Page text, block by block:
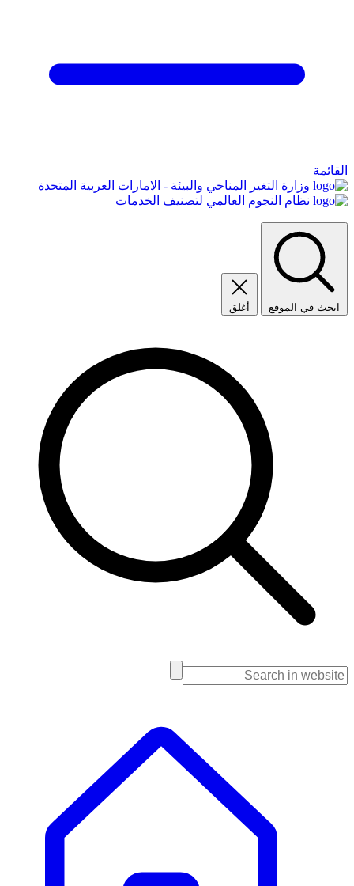
القائمة
وزارة التغير المناخي والبيئة - الامارات العربية المتحدة
نظام النجوم العالمي لتصنيف الخدمات
ابحث في الموقع أغلق